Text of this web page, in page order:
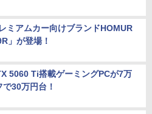
ミアムカー向けブランドHOMUR
」が登場！
5060 Ti搭載ゲーミングPCが7万
30万円台！